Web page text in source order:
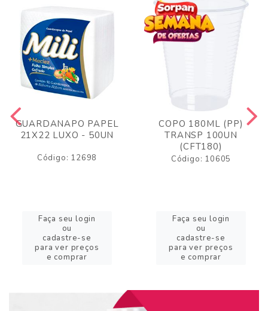
GUARDANAPO PAPEL
21X22 LUXO - 50UN
Código: 12698
Faça seu login
ou
cadastre-se
para ver preços
e comprar
COPO 180ML (PP)
TRANSP 100UN
(CFT180)
Código: 10605
Faça seu login
ou
cadastre-se
para ver preços
e comprar